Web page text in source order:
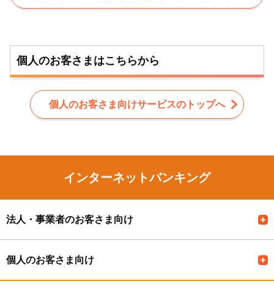
個人のお客さまはこちらから
個人のお客さま向けサービスのトップへ
インターネットバンキング
法人・事業者のお客さま向け
個人のお客さま向け